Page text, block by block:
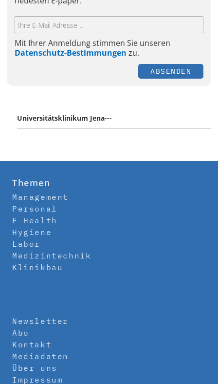
Mit Ihrer Anmeldung stimmen Sie unseren
Datenschutz-Bestimmungen zu.
ABSENDEN
Universitätsklinikum Jena---
Themen
Management
Personal
E-Health
Hygiene
Labor
Medizintechnik
Klinikbau
Newsletter
Abo
Kontakt
Mediadaten
Über uns
Impressum